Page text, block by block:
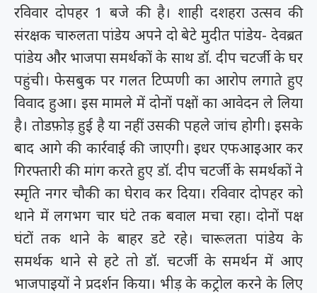
रविवार दोपहर 1 बजे की है। शाही दशहरा उत्सव की
संरक्षक चारुलता पांडेय अपने दो बेटे मुदीत पांडेय- देवब्रत
पांडेय और भाजपा समर्थकों के साथ डॉ. दीप चटर्जी के घर
पहुंची। फेसबुक पर गलत टिप्पणी का आरोप लगाते हुए
विवाद हुआ। इस मामले में दोनों पक्षों का आवेदन ले लिया
है। तोडफ़ोड़ हुई है या नहीं उसकी पहले जांच होगी। इसके
बाद आगे की कार्रवाई की जाएगी। इधर एफआइआर कर
गिरफ्तारी की मांग करते हुए डॉ. दीप चटर्जी के समर्थकों ने
स्मृति नगर चौकी का घेराव कर दिया। रविवार दोपहर को
थाने में लगभग चार घंटे तक बवाल मचा रहा। दोनों पक्ष
घंटों तक थाने के बाहर डटे रहे। चारूलता पांडेय के
समर्थक थाने से हटे तो डॉ. चटर्जी के समर्थन में आए
भाजपाइयों ने प्रदर्शन किया। भीड़ के कट्रोल करने के लिए